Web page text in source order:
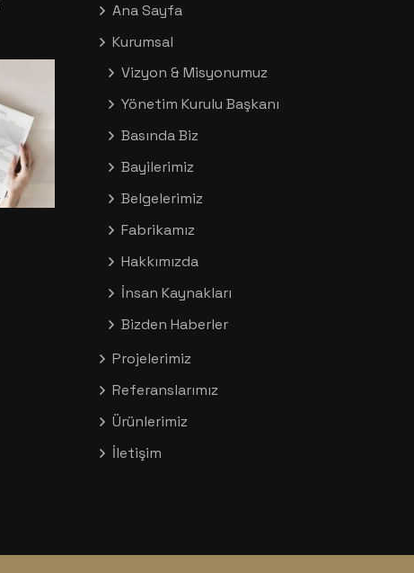
Ana Sayfa
Kurumsal
Vizyon & Misyonumuz
Yönetim Kurulu Başkanı
Basında Biz
Bayilerimiz
Belgelerimiz
Fabrikamız
Hakkımızda
İnsan Kaynakları
Bizden Haberler
Projelerimiz
Referanslarımız
Ürünlerimiz
İletişim